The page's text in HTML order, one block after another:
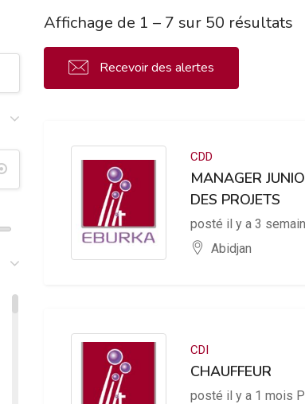
Affichage de 1 – 7 sur 50 résultats
Recevoir des alertes
CDD
MANAGER
DES PROJETS
posté il y a 3
Abidjan
CDI
CHAUFFEUR
posté il y a 1 mois